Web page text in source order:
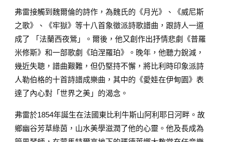
弗雷接觸到魏爾倫的詩作，為魏氏的《月光》、《威尼斯
之歌》、《牢獄》等十八首象徵派詩歌譜曲，跟詩人一道
成了 「法蘭西夜鶯」。爾後，他又創作出抒情悲劇《普羅
米修斯》和一部歌劇《珀涅羅珀》。晚年，他聽力銳減，
幾近失聰，譜曲艱難，但仍堅持不懈，將比利時印象派詩
人勒伯格的十首詩譜成樂曲，其中的《愛娃在伊甸園》表
達了內心對「世界之美」的渴念。
弗雷於1854年誕生在法國東比利牛斯山阿利耶日河畔。故
鄉幽谷芳草綠茵，山水美學滋潤了他的心靈。他及長成為